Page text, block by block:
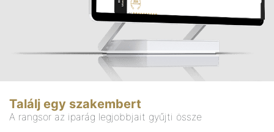
Találj egy szakembert
A rangsor az iparág legjobbjait gyűjti össze